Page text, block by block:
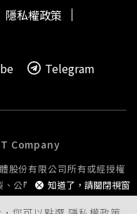
知道了，請關閉視窗
隱私權政策
Telegram
Company
股份有限公司所有或經授權
公開播送或公開傳輸。